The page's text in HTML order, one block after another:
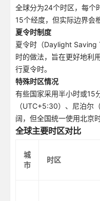
全球分为24个时区，每个
15个经度，但实际边界会
夏令时制度
夏令时（Daylight Saving
时的做法，旨在更好地利
行夏令时。
特殊时区情况
有些国家采用半小时或15
（UTC+5:30）、尼泊尔
阔，但全国统一使用北京时
全球主要时区对比
城
市
时区